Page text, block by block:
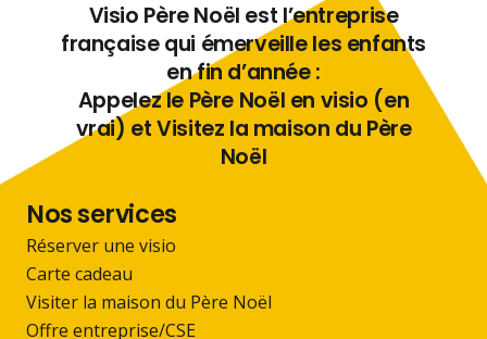
Visio Père Noël est l’entreprise
française qui émerveille les enfants
en fin d’année :
Appelez le Père Noël en visio (en
vrai) et Visitez la maison du Père
Noël
Nos services
Réserver une visio
Carte cadeau
Visiter la maison du Père Noël
Offre entreprise/CSE